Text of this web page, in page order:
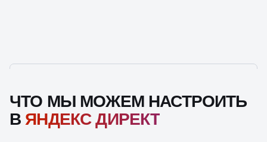
ЧТО МЫ МОЖЕМ НАСТРОИТЬ
ВЯНДЕКС ДИРЕКТ